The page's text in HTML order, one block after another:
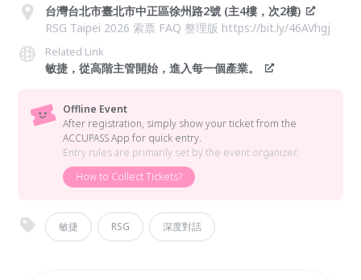
台灣台北市臺北市中正區徐州路2號 (主4樓，次2樓)
RSG Taipei 2026 索票 FAQ 整理版 https://bit.ly/46AVhgj
Related Link
敏捷，從高階主管開始，進入每一個產業。
Offline Event
After registration, simply show your ticket from the
ACCUPASS App for quick entry.
Entry rules are primarily set by the event organizer.
How to Collect Tickets?
敏捷 RSG 深度對話